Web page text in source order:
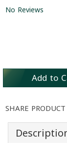
No Reviews
Add to
SHARE PRODUCT